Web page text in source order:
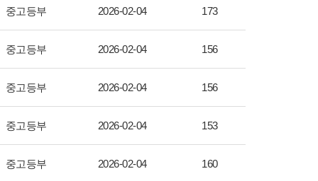
중고등부 2026-02-04 173
중고등부 2026-02-04 156
중고등부 2026-02-04 156
중고등부 2026-02-04 153
중고등부 2026-02-04 160